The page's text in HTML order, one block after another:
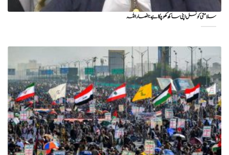
سلامتی کونسل اپنی ساکھ کھو چکا ہے: انصار اللہ